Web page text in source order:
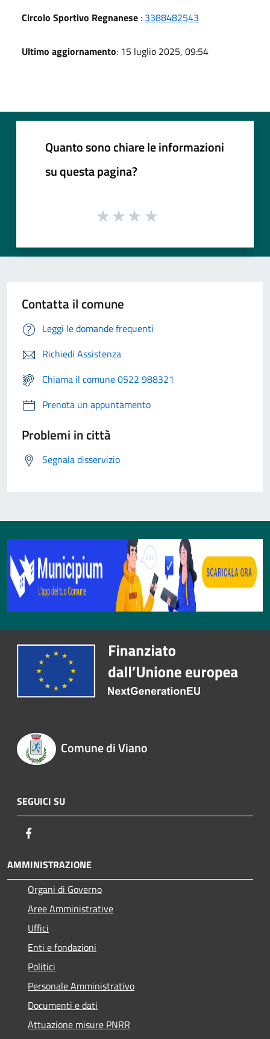
Circolo Sportivo Regnanese : 3388482543
Ultimo aggiornamento: 15 luglio 2025, 09:54
Quanto sono chiare le informazioni
su questa pagina?
Contatta il comune
Leggi le domande frequenti
Richiedi Assistenza
Chiama il comune 0522 988321
Prenota un appuntamento
Problemi in città
Segnala disservizio
Comune di Viano
SEGUICI SU
AMMINISTRAZIONE
Organi di Governo
Aree Amministrative
Uffici
Enti e fondazioni
Politici
Personale Amministrativo
Documenti e dati
Attuazione misure PNRR